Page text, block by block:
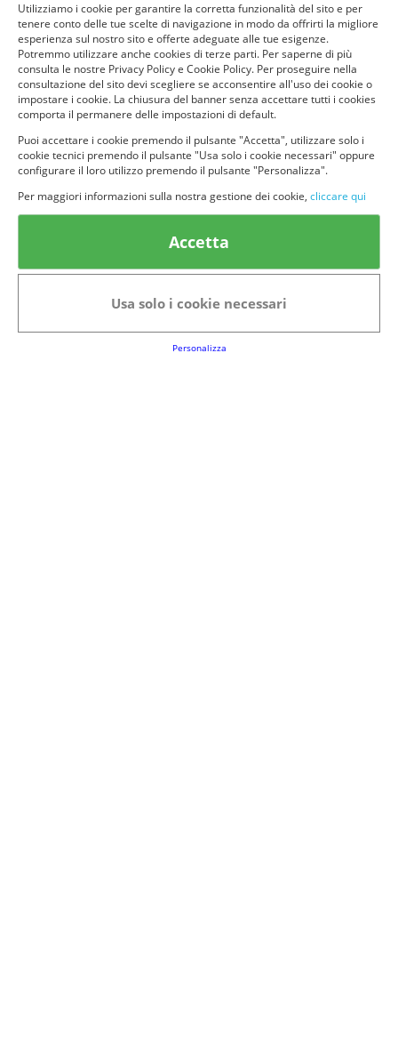
Categorie in evidenza
Alimenti e bevande
Senior
Utilizziamo i cookie per garantire la corretta funzionalità del sito e per
tenere conto delle tue scelte di navigazione in modo da offrirti la migliore
esperienza sul nostro sito e offerte adeguate alle tue esigenze.
Potremmo utilizzare anche cookies di terze parti. Per saperne di più
consulta le nostre Privacy Policy e Cookie Policy. Per proseguire nella
consultazione del sito devi scegliere se acconsentire all'uso dei cookie o
impostare i cookie. La chiusura del banner senza accettare tutti i cookies
comporta il permanere delle impostazioni di default.
Puoi accettare i cookie premendo il pulsante "Accetta", utilizzare solo i
cookie tecnici premendo il pulsante "Usa solo i cookie necessari" oppure
configurare il loro utilizzo premendo il pulsante "Personalizza".
Per maggiori informazioni sulla nostra gestione dei cookie, cliccare qui
Accetta
Usa solo i cookie necessari
Personalizza